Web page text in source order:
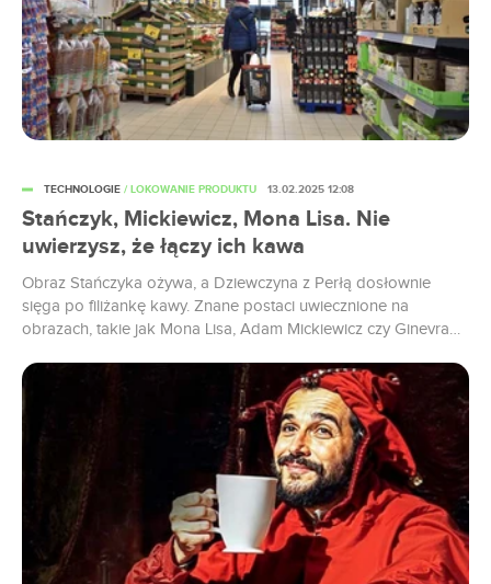
Stańczyk, Mickiewicz, Mona Lisa. Nie
uwierzysz, że łączy ich kawa
Obraz Stańczyka ożywa, a Dziewczyna z Perłą dosłownie
sięga po filiżankę kawy. Znane postaci uwiecznione na
obrazach, takie jak Mona Lisa, Adam Mickiewicz czy Ginevra
zaskakujący i budzi emocje wśród odbiorców. Kampania sieci
Aldi „Barissimo – ożywi Twój dzień” zaskakuje nowatorskim
podejściem do marketingu. Sztuczna inteligencja...
TECHNOLOGIE / LOKOWANIE PRODUKTU 13.02.2025 12:08